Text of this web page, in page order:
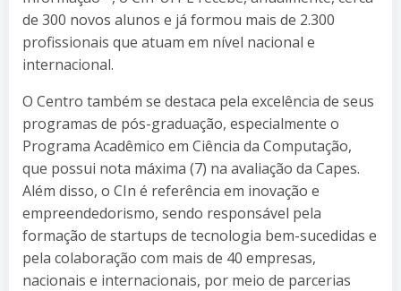
de 300 novos alunos e já formou mais de 2.300
profissionais que atuam em nível nacional e
internacional.
O Centro também se destaca pela excelência de seus
programas de pós-graduação, especialmente o
Programa Acadêmico em Ciência da Computação,
que possui nota máxima (7) na avaliação da Capes.
Além disso, o CIn é referência em inovação e
empreendedorismo, sendo responsável pela
formação de startups de tecnologia bem-sucedidas e
pela colaboração com mais de 40 empresas,
nacionais e internacionais, por meio de parcerias